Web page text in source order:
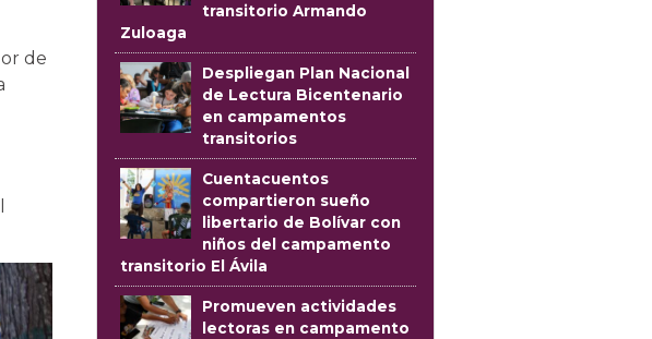
de
transitorio Armando
Zuloaga
Despliegan Plan Nacional
de Lectura Bicentenario
en campamentos
transitorios
Cuentacuentos
compartieron sueño
libertario de Bolívar con
niños del campamento
transitorio El Ávila
Promueven actividades
lectoras en campamento